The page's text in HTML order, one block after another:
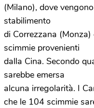
(Milano), dove
stabilimento
di Correzzana
scimmie provenienti
dalla Cina. Secondo
sarebbe emersa
alcuna irregolarità. I
che le 104 scimmie